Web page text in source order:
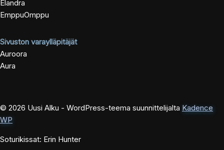
Elandra
EmppuOmppu
Sivuston varaylläpitäjät
Auroora
Aura
© 2026 Uusi Alku - WordPress-teema suunnittelijalta Kadence
WP
Soturikissat: Erin Hunter